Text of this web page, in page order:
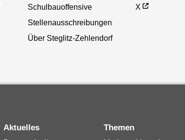
Schulbauoffensive
Stellenausschreibungen
Über Steglitz-Zehlendorf
X
Aktuelles Themen